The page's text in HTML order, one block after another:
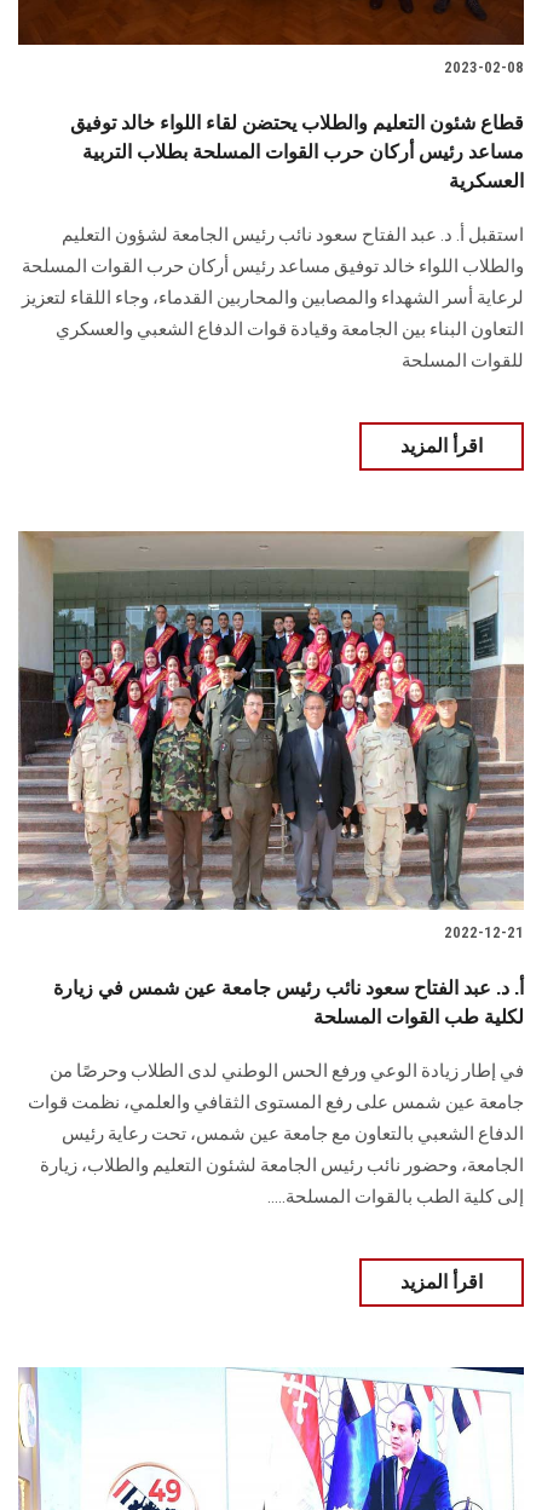
2023-02-08
قطاع شئون التعليم والطلاب يحتضن لقاء اللواء خالد توفيق
مساعد رئيس أركان حرب القوات المسلحة بطلاب التربية
العسكرية
استقبل أ. د. عبد الفتاح سعود نائب رئيس الجامعة لشؤون التعليم
والطلاب اللواء خالد توفيق مساعد رئيس أركان حرب القوات المسلحة
لرعاية أسر الشهداء والمصابين والمحاربين القدماء، وجاء اللقاء لتعزيز
التعاون البناء بين الجامعة وقيادة قوات الدفاع الشعبي والعسكري
للقوات المسلحة
اقرأ المزيد
2022-12-21
أ. د. عبد الفتاح سعود نائب رئيس جامعة عين شمس في زيارة
لكلية طب القوات المسلحة
في إطار زيادة الوعي ورفع الحس الوطني لدى الطلاب وحرصًا من
جامعة عين شمس على رفع المستوى الثقافي والعلمي، نظمت قوات
الدفاع الشعبي بالتعاون مع جامعة عين شمس، تحت رعاية رئيس
الجامعة، وحضور نائب رئيس الجامعة لشئون التعليم والطلاب، زيارة
إلى كلية الطب بالقوات المسلحة.....
اقرأ المزيد